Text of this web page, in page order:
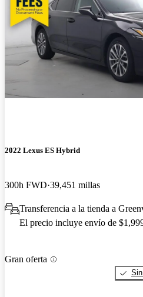
2022 Lexus ES Hybrid
300h FWD 39,451 millas
Transferencia a la tienda a
El precio incluye envío de
Gran oferta